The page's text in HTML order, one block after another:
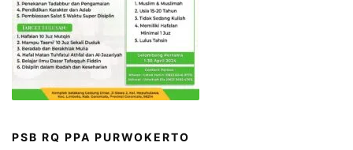
PSB RQ PPA PURWOKERTO